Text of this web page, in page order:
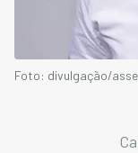
Foto: divulgação/